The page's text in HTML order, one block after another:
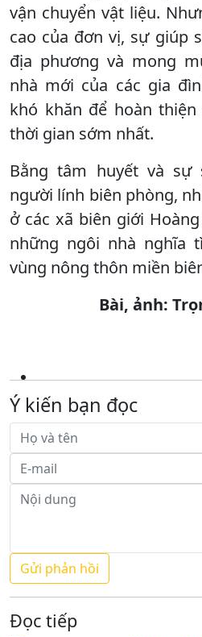
vận chuyển vật liệu.
cao của đơn vị, sự giúp
địa phương và mong
nhà mới của các gia
khó khăn để hoàn
thời gian sớm nhất.
Bằng tâm huyết và sự
người lính biên phòng,
ở các xã biên giới
những ngôi nhà nghĩa
vùng nông thôn miền
Bài, ảnh:
Ý kiến bạn đọc
Đọc tiếp